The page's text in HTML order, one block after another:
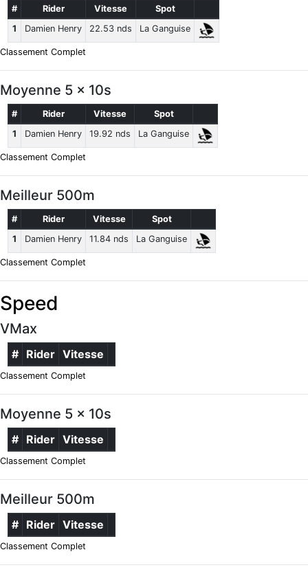
# Rider Vitesse
Spot
1
Damien Henry 22.53 nds La Ganguise
Classement Complet
Moyenne 5 x 10s
# Rider Vitesse
Spot
1
Damien Henry 19.92 nds La Ganguise
Classement Complet
Meilleur 500m
# Rider Vitesse
Spot
1
Damien Henry 11.84 nds La Ganguise
Classement Complet
Speed
VMax
# Rider Vitesse
Classement Complet
Moyenne 5 x 10s
# Rider Vitesse
Classement Complet
Meilleur 500m
# Rider Vitesse
Classement Complet